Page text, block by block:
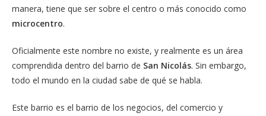
manera, tiene que ser sobre el centro o más conocido como
microcentro.
Oficialmente este nombre no existe, y realmente es un área
comprendida dentro del barrio de San Nicolás. Sin embargo,
todo el mundo en la ciudad sabe de qué se habla.
Este barrio es el barrio de los negocios, del comercio y